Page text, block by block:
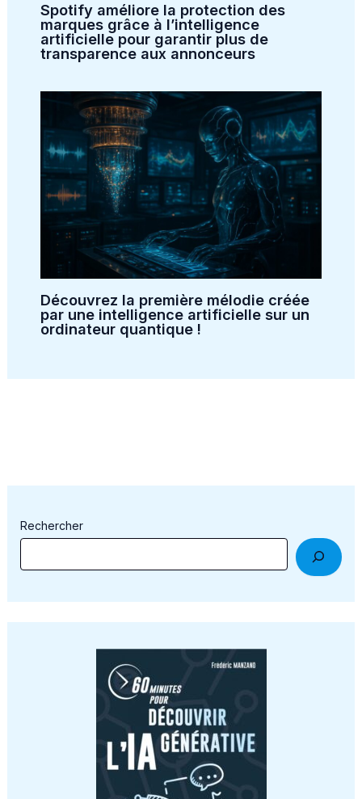
Spotify améliore la protection des
marques grâce à l’intelligence
artificielle pour garantir plus de
transparence aux annonceurs
Découvrez la première mélodie créée
par une intelligence artificielle sur un
ordinateur quantique !
Rechercher